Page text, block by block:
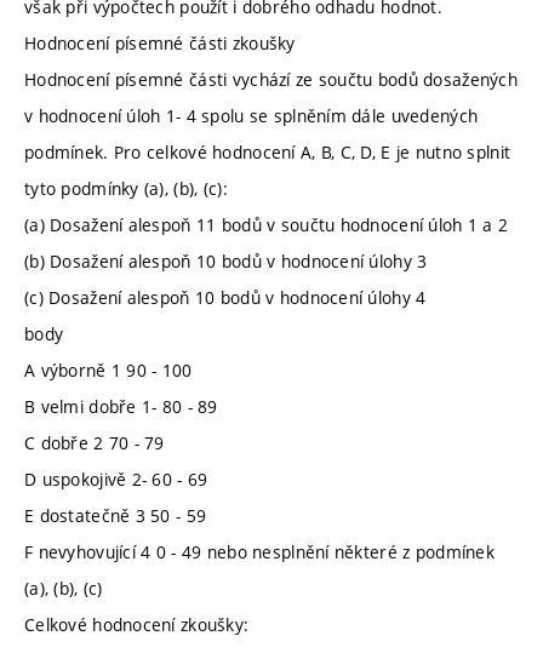
však při výpočtech použít i dobrého odhadu hodnot.
Hodnocení písemné části zkoušky
Hodnocení písemné části vychází ze součtu bodů dosažených
v hodnocení úloh 1- 4 spolu se splněním dále uvedených
podmínek. Pro celkové hodnocení A, B, C, D, E je nutno splnit
tyto podmínky (a), (b), (c):
(a) Dosažení alespoň 11 bodů v součtu hodnocení úloh 1 a 2
(b) Dosažení alespoň 10 bodů v hodnocení úlohy 3
(c) Dosažení alespoň 10 bodů v hodnocení úlohy 4
body
A výborně 1 90 - 100
B velmi dobře 1- 80 - 89
C dobře 2 70 - 79
D uspokojivě 2- 60 - 69
E dostatečně 3 50 - 59
F nevyhovující 4 0 - 49 nebo nesplnění některé z podmínek
(a), (b), (c)
Celkové hodnocení zkoušky: